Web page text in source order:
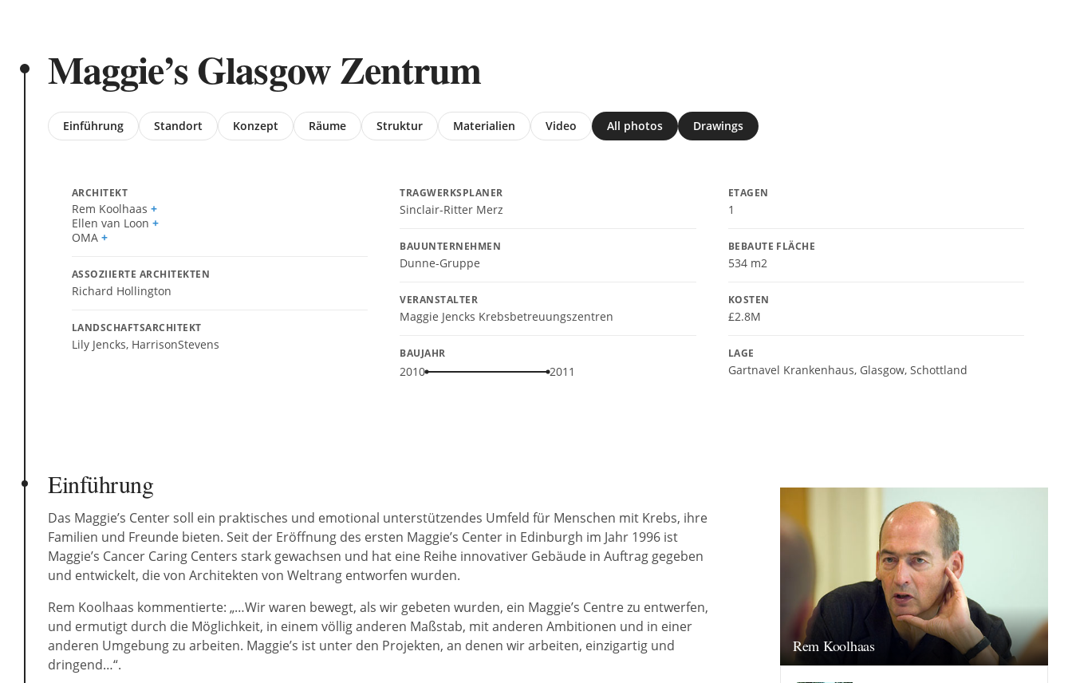
Maggie’s Glasgow Zentrum
Jump
to
Einführung Standort Konzept Räume Struktur Materialien Video All photos Drawings
ARCHITEKT
Rem Koolhaas
Ellen van Loon
OMA
ASSOZIIERTE ARCHITEKTEN
Richard Hollington
LANDSCHAFTSARCHITEKT
Lily Jencks, HarrisonStevens
TRAGWERKSPLANER
Sinclair-Ritter Merz
BAUUNTERNEHMEN
Dunne-Gruppe
VERANSTALTER
Maggie Jencks Krebsbetreuungszentren
BAUJAHR
2010 2011
ETAGEN
1
BEBAUTE FLÄCHE
534 m2
KOSTEN
£2.8M
LAGE
Gartnavel Krankenhaus, Glasgow, Schottland
Einführung
Das Maggie’s Center soll ein praktisches und emotional unterstützendes Umfeld für Menschen mit Krebs, ihre
Familien und Freunde bieten. Seit der Eröffnung des ersten Maggie’s Center in Edinburgh im Jahr 1996 ist
Maggie’s Cancer Caring Centers stark gewachsen und hat eine Reihe innovativer Gebäude in Auftrag gegeben
und entwickelt, die von Architekten von Weltrang entworfen wurden.
Rem Koolhaas kommentierte: „…Wir waren bewegt, als wir gebeten wurden, ein Maggie’s Centre zu entwerfen,
und ermutigt durch die Möglichkeit, in einem völlig anderen Maßstab, mit anderen Ambitionen und in einer
anderen Umgebung zu arbeiten. Maggie’s ist unter den Projekten, an denen wir arbeiten, einzigartig und
dringend…“.
Rem Koolhaas